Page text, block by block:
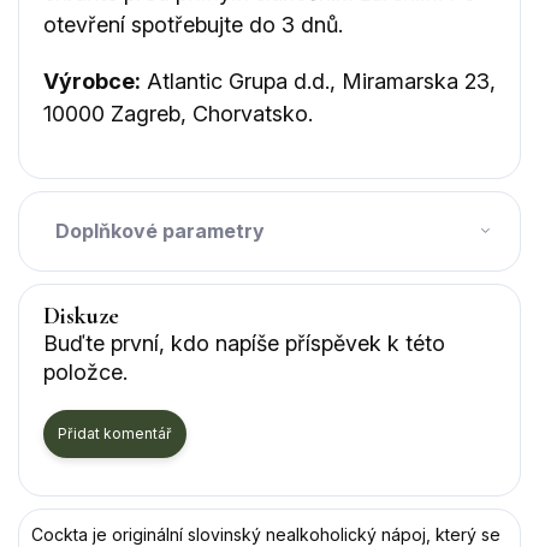
otevření spotřebujte do 3 dnů.
Výrobce: Atlantic Grupa d.d., Miramarska 23,
10000 Zagreb, Chorvatsko.
Doplňkové parametry
Diskuze
Buďte první, kdo napíše příspěvek k této
položce.
Přidat komentář
Cockta je originální slovinský nealkoholický nápoj, který se